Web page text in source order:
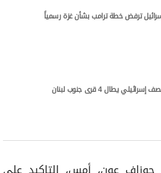
ترفض خطة ترامب بشأن غزة رسمياً
إسرائيلي يطال 4 قرى جنوب لبنان